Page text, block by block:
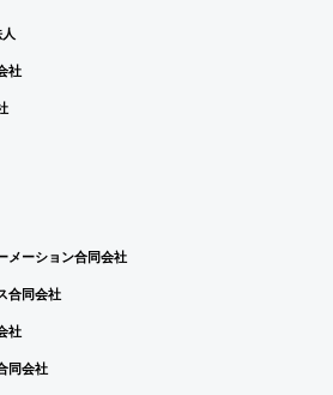
社
メーション合同会社
合同会社
社
同会社